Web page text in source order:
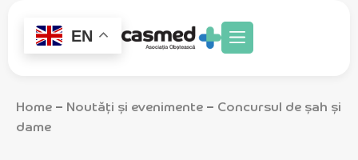
EN
Home – Noutăți și evenimente – Concursul de șah și
dame